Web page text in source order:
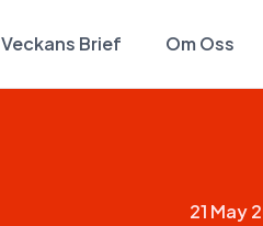
Veckans Brief Om Oss
21 May